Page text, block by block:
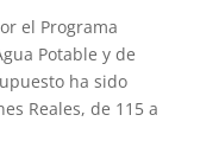
el Programa
Potable y de
ha sido
Reales, de 115 a